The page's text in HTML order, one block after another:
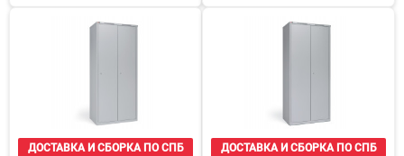
ДОСТАВКА И СБОРКА ПО СПБ
ДОСТАВКА И СБОРКА ПО СПБ